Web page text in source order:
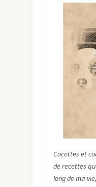
Cocottes et
de recettes
long de ma